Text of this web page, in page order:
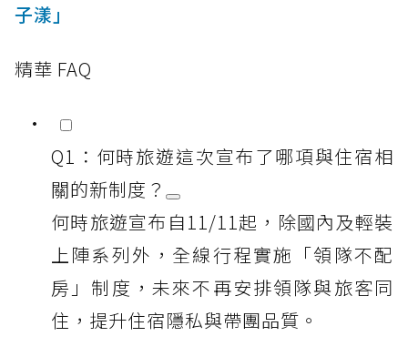
子漾」
精華 FAQ
Q1：何時旅遊這次宣布了哪項與住宿相
關的新制度？
何時旅遊宣布自11/11起，除國內及輕裝
上陣系列外，全線行程實施「領隊不配
房」制度，未來不再安排領隊與旅客同
住，提升住宿隱私與帶團品質。